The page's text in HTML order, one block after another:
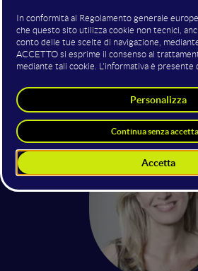
Secretary General @
Agenda per